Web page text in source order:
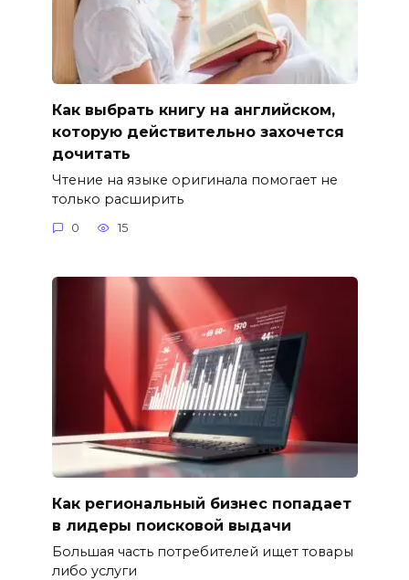
Как выбрать книгу на английском,
которую действительно захочется
дочитать
Чтение на языке оригинала помогает не
только расширить
0 15
Как региональный бизнес попадает
в лидеры поисковой выдачи
Большая часть потребителей ищет товары
либо услуги